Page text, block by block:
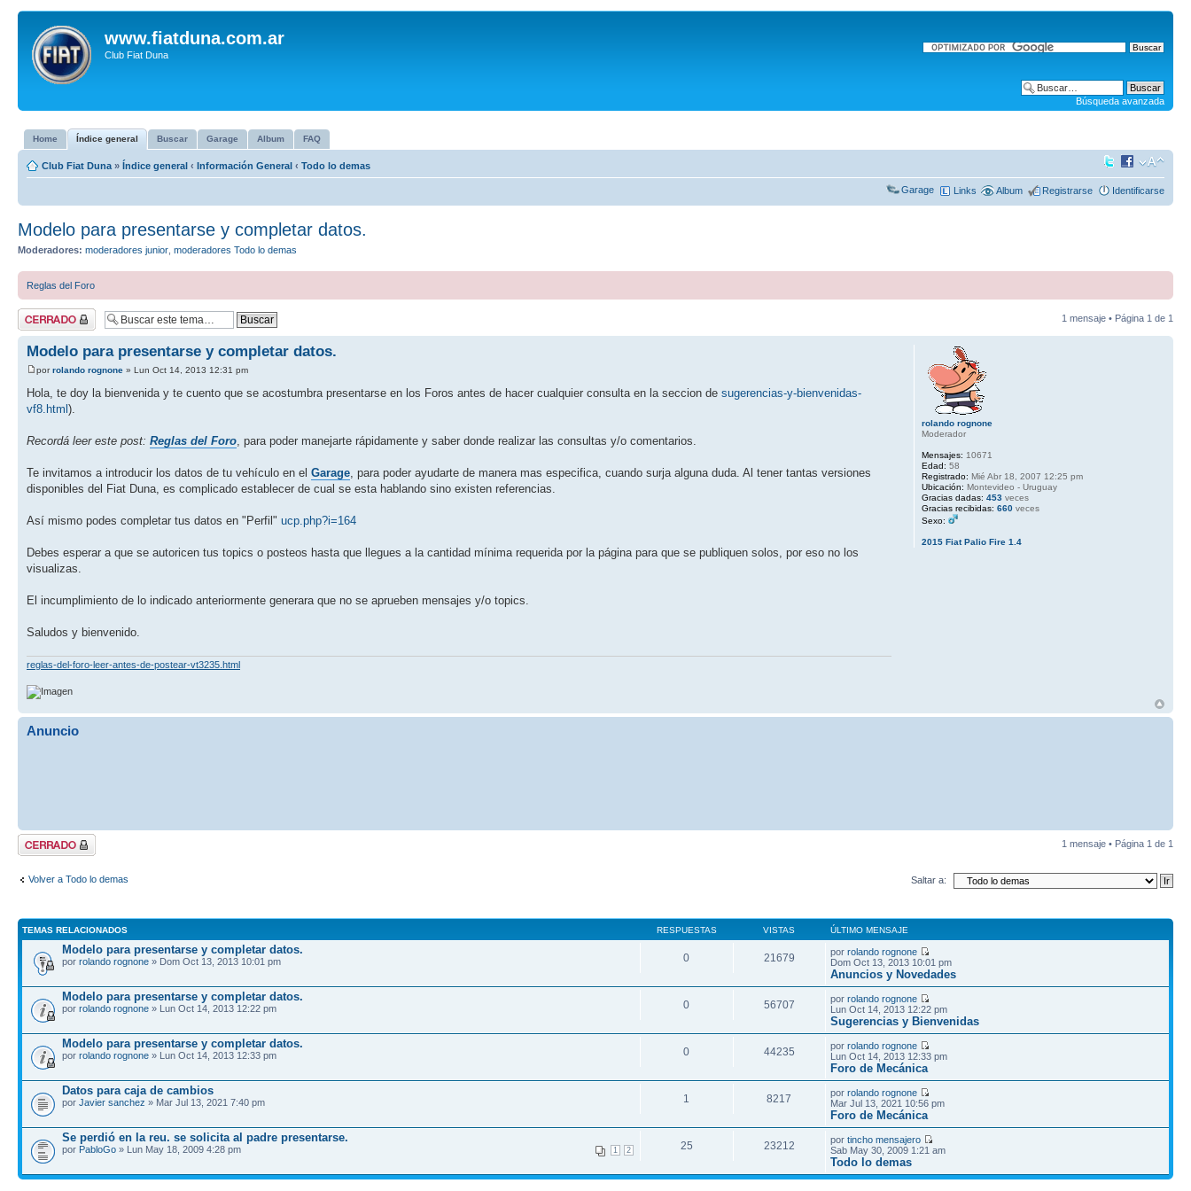
www.fiatduna.com.ar
Club Fiat Duna
Búsqueda avanzada
Home Índice general Buscar Garage Album FAQ
Club Fiat Duna » Índice general ‹ Información General ‹ Todo lo demas
Garage Links Album Registrarse Identificarse
Modelo para presentarse y completar datos.
Moderadores: moderadores junior moderadores Todo lo demas
Reglas del Foro
Tema cerrado 1 mensaje • Página 1 de 1
Modelo para presentarse y completar datos.
porrolando rognone » Lun Oct 14, 2013 12:31 pm
Hola, te doy la bienvenida y te cuento que se acostumbra presentarse en los Foros antes de hacer cualquier consulta en la seccion de sugerencias-y-bienvenidas-
vf8.html).
Recordá leer este post: Reglas del Foro , para poder manejarte rápidamente y saber donde realizar las consultas y/o comentarios.
Te invitamos a introducir los datos de tu vehículo en el Garage , para poder ayudarte de manera mas especifica, cuando surja alguna duda. Al tener tantas versiones
disponibles del Fiat Duna, es complicado establecer de cual se esta hablando sino existen referencias.
Así mismo podes completar tus datos en "Perfil" ucp.php?i=164
Debes esperar a que se autoricen tus topics o posteos hasta que llegues a la cantidad mínima requerida por la página para que se publiquen solos, por eso no los
visualizas.
El incumplimiento de lo indicado anteriormente generara que no se aprueben mensajes y/o topics.
Saludos y bienvenido.
reglas-del-foro-leer-antes-de-postear-vt3235.html
rolando rognone
Moderador
Mensajes: 10671
Edad: 58
Registrado: Mié Abr 18, 2007 12:25 pm
Ubicación: Montevideo - Uruguay
Gracias dadas: 453veces
Gracias recibidas: 660veces
Sexo:
2015 Fiat Palio Fire 1.4
Anuncio
Tema cerrado 1 mensaje • Página 1 de 1
Volver a Todo lo demas Saltar a:
TEMAS RELACIONADOS RESPUESTAS VISTAS ÚLTIMO MENSAJE
Modelo para presentarse y completar datos.
por rolando rognone » Dom Oct 13, 2013 10:01 pm 0 21679 porrolando rognone
Dom Oct 13, 2013 10:01 pm
Anuncios y Novedades
Modelo para presentarse y completar datos.
por rolando rognone » Lun Oct 14, 2013 12:22 pm 0 56707 porrolando rognone
Lun Oct 14, 2013 12:22 pm
Sugerencias y Bienvenidas
Modelo para presentarse y completar datos.
por rolando rognone » Lun Oct 14, 2013 12:33 pm 0 44235 porrolando rognone
Lun Oct 14, 2013 12:33 pm
Foro de Mecánica
Datos para caja de cambios
por Javier sanchez » Mar Jul 13, 2021 7:40 pm 1 8217 porrolando rognone
Mar Jul 13, 2021 10:56 pm
Foro de Mecánica
Se perdió en la reu. se solicita al padre presentarse.
1 2
por PabloGo » Lun May 18, 2009 4:28 pm 25 23212 portincho mensajero
Sab May 30, 2009 1:21 am
Todo lo demas